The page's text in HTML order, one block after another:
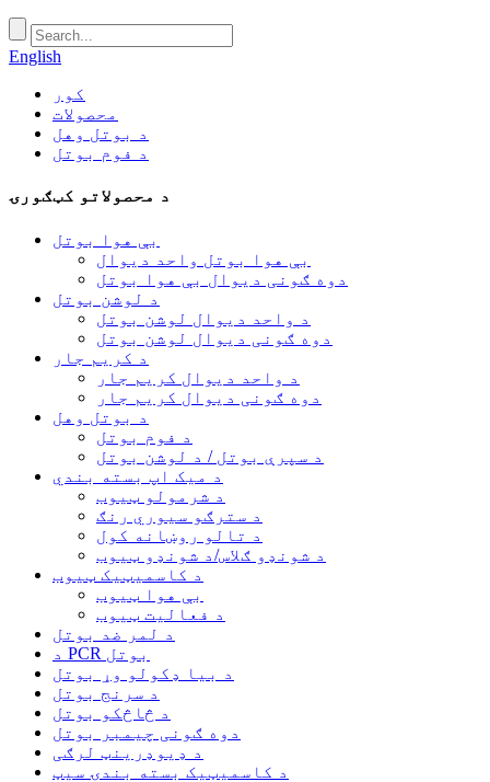
English
کور
محصولات
د بوتل وهل
د فوم بوتل
د محصولاتو کټګورۍ
بې هوا بوتل
بې هوا بوتل واحد دیوال
دوه ګونی دیوال بې هوا بوتل
د لوشن بوتل
د واحد دیوال لوشن بوتل
دوه ګونی دیوال لوشن بوتل
د کریم جار
د واحد دیوال کریم جار
دوه ګونی دیوال کریم جار
د بوتل وهل
د فوم بوتل
د سپرې بوتل / د لوشن بوتل
د میک اپ بسته بندي
د شرمولو ټیوب
د سترګو سیوري رنګ
د تالو روښانه کول
د شونډو ګلاس/د شونډو ټیوب
د کاسمیټیک ټیوب
بې هوا ټیوب
د فعالیت ټیوب
د لمر ضد بوتل
د PCR بوتل
د بیا ډکولو وړ بوتل
د سرنج بوتل
د څاڅکو بوتل
دوه ګونی چیمبر بوتل
د ډیوډرینټ لرګی
د کاسمیټیک بسته بندۍ سیټ